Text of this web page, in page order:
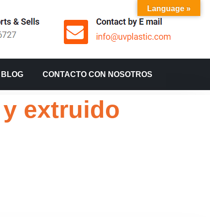
BLOG CONTACTO CON NOSOTROS
extruido
Language »